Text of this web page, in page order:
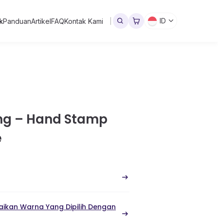
PanduanArtikelFAQKontak Kami ID
– Hand Stamp
Warna Yang Dipilih Dengan